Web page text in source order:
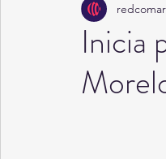
Deportes Salud
Round Cero
Inicia